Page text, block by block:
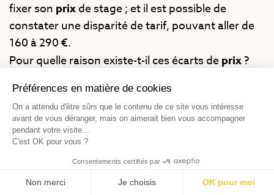
fixer son prixde stage ; et il est possible de
constater une disparité de tarif, pouvant aller de
160 à 290 €.
Pour quelle raison existe-t-il ces écarts deprix?
son stage ? On vous explique tout ici.
Des tarifs différents pour une même
prestation ?
l’attestation de fin de stage qui enclenche le crédit